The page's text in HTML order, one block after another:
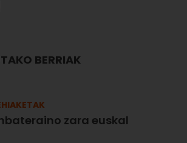
BERRIAK
zara euskal